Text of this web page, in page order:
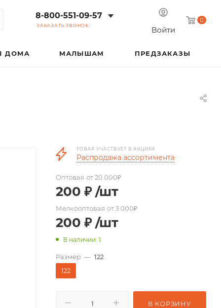
0
Войти
8-800-551-09-57
ЗАКАЗАТЬ ЗВОНОК
ДОМА МАЛЫШАМ ПРЕДЗАКАЗЫ
ТОВАР УЧАСТВУЕТ В АКЦИЯХ
Распродажа ассортимента
Оптовая от 20 000₽
200 ₽ /шт
Мелкооптовая от 3 000₽
200 ₽ /шт
В наличии: 1
Размер — 122
122
В КОРЗИНУ